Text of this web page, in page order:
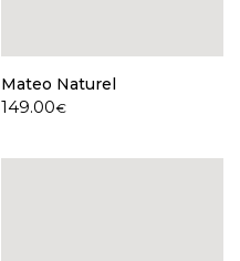
Mateo Naturel
149.00€